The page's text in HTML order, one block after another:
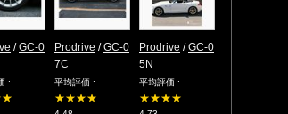
/GC-0
:
Prodrive /GC-0
7C
平均評価 :
★★★★
Prodrive /GC-0
5N
平均評価 :
★★★★